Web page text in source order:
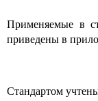
Применяемые в
приведены в
Стандартом